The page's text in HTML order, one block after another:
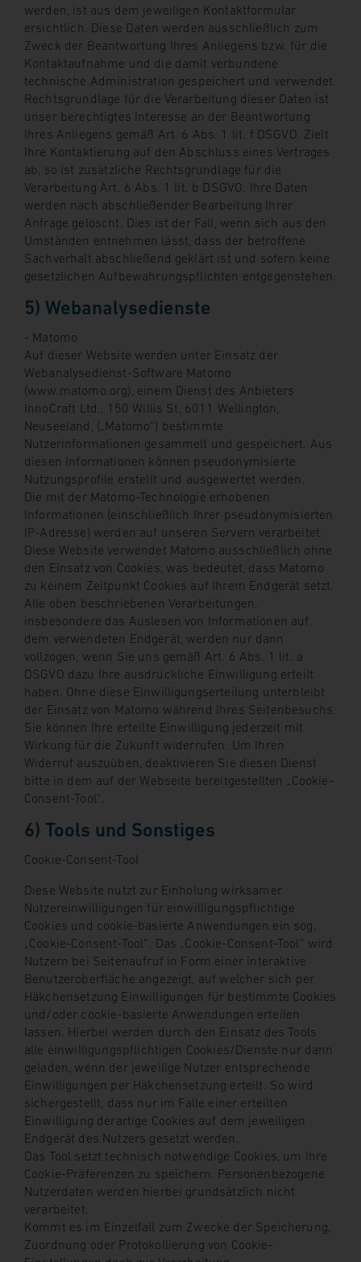
werden, ist aus dem jeweiligen Kontaktformular
ersichtlich. Diese Daten werden ausschließlich zum
Zweck der Beantwortung Ihres Anliegens bzw. für die
Kontaktaufnahme und die damit verbundene
technische Administration gespeichert und verwendet.
Rechtsgrundlage für die Verarbeitung dieser Daten ist
unser berechtigtes Interesse an der Beantwortung
Ihres Anliegens gemäß Art. 6 Abs. 1 lit. f DSGVO. Zielt
Ihre Kontaktierung auf den Abschluss eines Vertrages
ab, so ist zusätzliche Rechtsgrundlage für die
Verarbeitung Art. 6 Abs. 1 lit. b DSGVO. Ihre Daten
werden nach abschließender Bearbeitung Ihrer
Anfrage gelöscht. Dies ist der Fall, wenn sich aus den
Umständen entnehmen lässt, dass der betroffene
Sachverhalt abschließend geklärt ist und sofern keine
gesetzlichen Aufbewahrungspflichten entgegenstehen.
5) Webanalysedienste
- Matomo
Auf dieser Website werden unter Einsatz der
Webanalysedienst-Software Matomo
(www.matomo.org), einem Dienst des Anbieters
InnoCraft Ltd., 150 Willis St, 6011 Wellington,
Neuseeland, („Matomo“) bestimmte
Nutzerinformationen gesammelt und gespeichert. Aus
diesen Informationen können pseudonymisierte
Nutzungsprofile erstellt und ausgewertet werden.
Die mit der Matomo-Technologie erhobenen
Informationen (einschließlich Ihrer pseudonymisierten
IP-Adresse) werden auf unseren Servern verarbeitet.
Diese Website verwendet Matomo ausschließlich ohne
den Einsatz von Cookies, was bedeutet, dass Matomo
zu keinem Zeitpunkt Cookies auf Ihrem Endgerät setzt.
Alle oben beschriebenen Verarbeitungen,
insbesondere das Auslesen von Informationen auf
dem verwendeten Endgerät, werden nur dann
vollzogen, wenn Sie uns gemäß Art. 6 Abs. 1 lit. a
DSGVO dazu Ihre ausdrückliche Einwilligung erteilt
haben. Ohne diese Einwilligungserteilung unterbleibt
der Einsatz von Matomo während Ihres Seitenbesuchs.
Sie können Ihre erteilte Einwilligung jederzeit mit
Wirkung für die Zukunft widerrufen. Um Ihren
Widerruf auszuüben, deaktivieren Sie diesen Dienst
bitte in dem auf der Webseite bereitgestellten „Cookie-
Consent-Tool“.
6) Tools und Sonstiges
Cookie-Consent-Tool
Diese Website nutzt zur Einholung wirksamer
Nutzereinwilligungen für einwilligungspflichtige
Cookies und cookie-basierte Anwendungen ein sog.
„Cookie-Consent-Tool“. Das „Cookie-Consent-Tool“ wird
Nutzern bei Seitenaufruf in Form einer interaktive
Benutzeroberfläche angezeigt, auf welcher sich per
Häkchensetzung Einwilligungen für bestimmte Cookies
und/oder cookie-basierte Anwendungen erteilen
lassen. Hierbei werden durch den Einsatz des Tools
alle einwilligungspflichtigen Cookies/Dienste nur dann
geladen, wenn der jeweilige Nutzer entsprechende
Einwilligungen per Häkchensetzung erteilt. So wird
sichergestellt, dass nur im Falle einer erteilten
Einwilligung derartige Cookies auf dem jeweiligen
Endgerät des Nutzers gesetzt werden.
Das Tool setzt technisch notwendige Cookies, um Ihre
Cookie-Präferenzen zu speichern. Personenbezogene
Nutzerdaten werden hierbei grundsätzlich nicht
verarbeitet.
Kommt es im Einzelfall zum Zwecke der Speicherung,
Zuordnung oder Protokollierung von Cookie-